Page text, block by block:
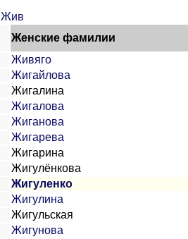
Жив
Женские фамилии
Живяго
Жигайлова
Жигалина
Жигалова
Жиганова
Жигарева
Жигарина
Жигулёнкова
Жигуленко
Жигулина
Жигульская
Жигунова